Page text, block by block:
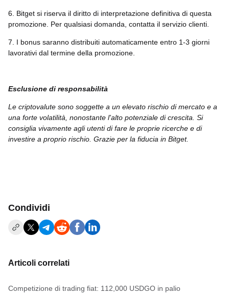
6. Bitget si riserva il diritto di interpretazione definitiva di questa
promozione. Per qualsiasi domanda, contatta il servizio clienti.
7. I bonus saranno distribuiti automaticamente entro 1-3 giorni
lavorativi dal termine della promozione.
Esclusione di responsabilità
Le criptovalute sono soggette a un elevato rischio di mercato e a
una forte volatilità, nonostante l'alto potenziale di crescita. Si
consiglia vivamente agli utenti di fare le proprie ricerche e di
investire a proprio rischio. Grazie per la fiducia in Bitget.
Condividi
Articoli correlati
Competizione di trading fiat: 112,000 USDGO in palio